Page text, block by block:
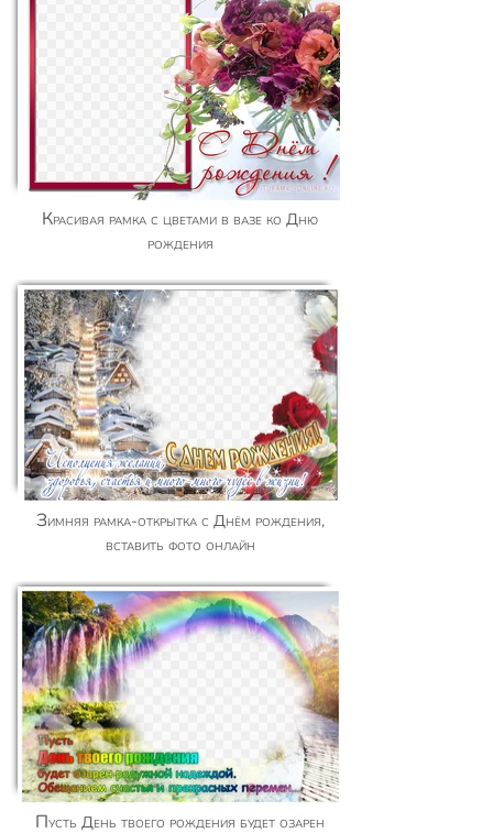
Красивая рамка с цветами в вазе ко Дню
рождения
Зимняя рамка-открытка с Днём рождения,
вставить фото онлайн
Пусть День твоего рождения будет озарен